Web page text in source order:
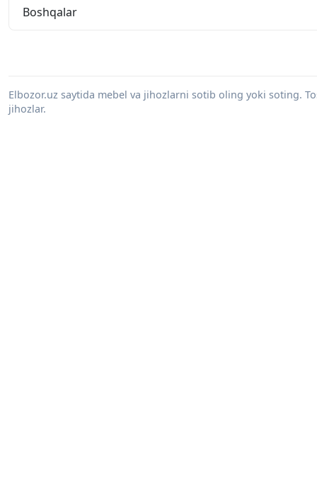
Boshqalar
Elbozor.uz saytida mebel va jihozlarni sotib oling yoki soting.
jihozlar.